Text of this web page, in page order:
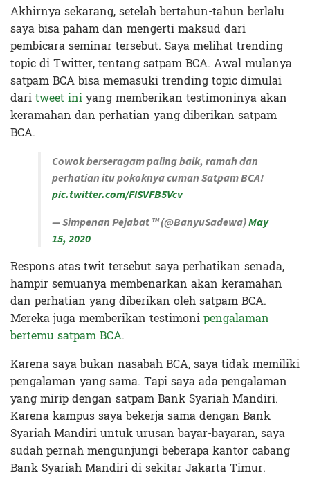
Akhirnya sekarang, setelah bertahun-tahun berlalu
saya bisa paham dan mengerti maksud dari
pembicara seminar tersebut. Saya melihat trending
topic di Twitter, tentang satpam BCA. Awal mulanya
satpam BCA bisa memasuki trending topic dimulai
daritweet iniyang memberikan testimoninya akan
keramahan dan perhatian yang diberikan satpam
BCA.
Cowok berseragam paling baik, ramah dan
perhatian itu pokoknya cuman Satpam BCA!
pic.twitter.com/FlSVFB5Vcv
— Simpenan Pejabat ™ (@BanyuSadewa)May
15, 2020
Respons atas twit tersebut saya perhatikan senada,
hampir semuanya membenarkan akan keramahan
dan perhatian yang diberikan oleh satpam BCA.
Mereka juga memberikan testimonipengalaman
bertemu satpam BCA.
Karena saya bukan nasabah BCA, saya tidak memiliki
pengalaman yang sama. Tapi saya ada pengalaman
yang mirip dengan satpam Bank Syariah Mandiri.
Karena kampus saya bekerja sama dengan Bank
Syariah Mandiri untuk urusan bayar-bayaran, saya
sudah pernah mengunjungi beberapa kantor cabang
Bank Syariah Mandiri di sekitar Jakarta Timur.